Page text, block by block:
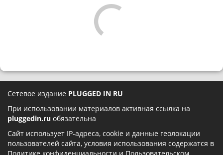
Сетевое издание PLUGGED IN RU
При использовании материалов активная ссылка на
pluggedin.ru обязательна
Сайт использует IP-адреса, cookie и данные геолокации
пользователей сайта, условия использования содержатся в
Политике конфиденциальности и Пользовательском